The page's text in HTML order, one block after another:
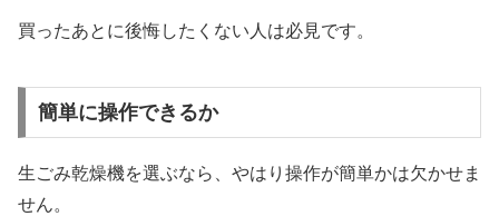
買ったあとに後悔したくない人は必見です。
簡単に操作できるか
生ごみ乾燥機を選ぶなら、やはり操作が簡単かは欠かせま
せん。